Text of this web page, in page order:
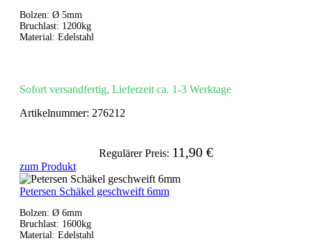
Bolzen: Ø 5mm
Bruchlast: 1200kg
Material: Edelstahl
Sofort versandfertig, Lieferzeit ca. 1-3 Werktage
Artikelnummer: 276212
Regulärer Preis: 11,90 €
zum Produkt
Petersen Schäkel geschweift 6mm
Bolzen: Ø 6mm
Bruchlast: 1600kg
Material: Edelstahl